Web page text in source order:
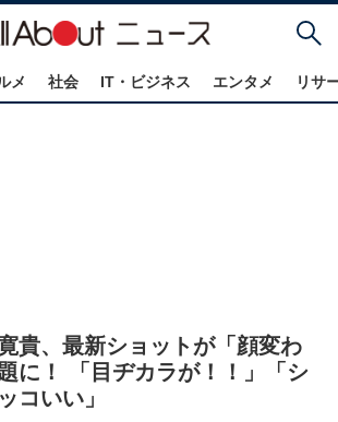
メ 社会 IT・ビジネス エンタメ リサ
貴、最新ショットが「顔変わ
に！ 「目ヂカラが！！」「シ
コいい」